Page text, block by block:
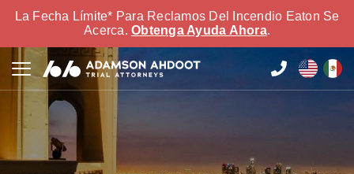
La Fecha Límite* Para Reclamos Del Incendio Eaton Se
Acerca. Obtenga Ayuda Ahora.